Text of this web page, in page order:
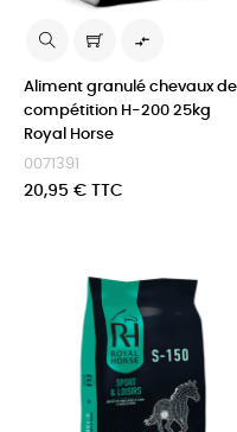

Aliment granulé chevaux de
compétition H-200 25kg
Royal Horse
0071391
Prix
20,95 € TTC